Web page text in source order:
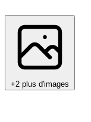
+2 plus d'images